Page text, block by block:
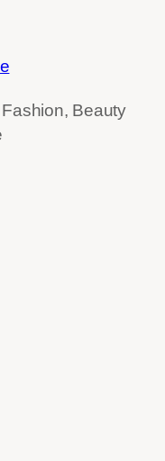
Beauty